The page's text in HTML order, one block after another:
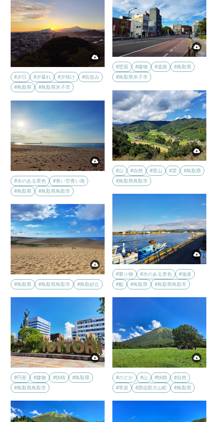
#壁面 #建物 #道路
#鳥取県
#鳥取県米子市
#夕日 #夕暮れ #夕焼け
#街並み
#鳥取県
#鳥取県米子市
#山 #自然 #里山 #雲
#鳥取県
#鳥取県鳥取市
#水のある景色
#青い空青い海
#鳥取県
#鳥取県鳥取市
#乗り物 #水のある景色
#漁港
#船
#鳥取県 #鳥取県鳥取市
#鳥取県 #鳥取県鳥取市 #鳥取砂丘
#円形 #建物 #快晴
#鳥取県
#鳥取県鳥取市
#のどか #山 #快晴
#自然
#草原
#西伯郡大山町 #鳥取県